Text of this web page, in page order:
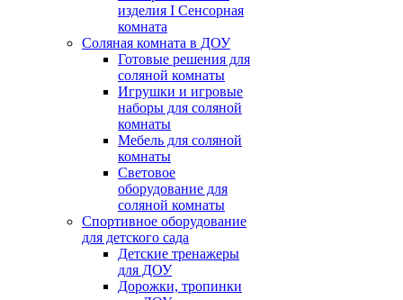
изделия I Сенсорная
комната
Соляная комната в ДОУ
Готовые решения для
соляной комнаты
Игрушки и игровые
наборы для соляной
комнаты
Мебель для соляной
комнаты
Световое
оборудование для
соляной комнаты
Спортивное оборудование
для детского сада
Детские тренажеры
для ДОУ
Дорожки, тропинки